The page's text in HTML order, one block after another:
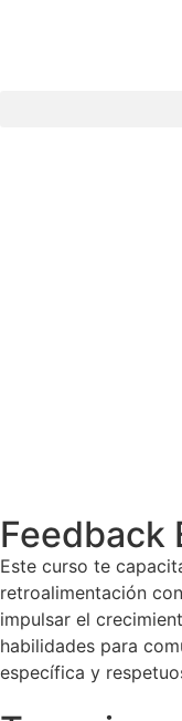
Feedback
Este curso te
retroalimentación
impulsar el
habilidades para
específica y